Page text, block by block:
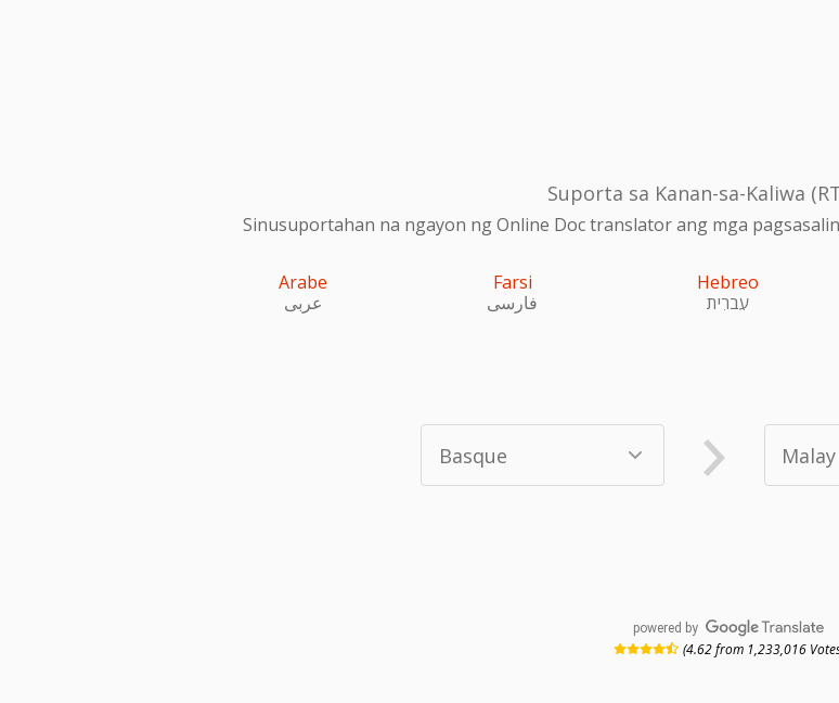
Suporta sa Kanan-sa-Kaliwa
Sinusuportahan na ngayon ng Online Doc translator ang mga
Arabe
عربى
Farsi
فارسی
Hebreo
עִברִית
powered by
(4.62 from 1,233,016